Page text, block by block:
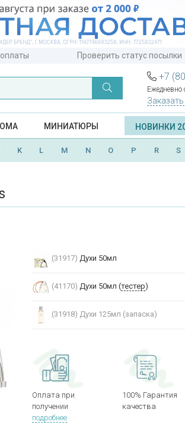
Проверить статус посылки
+7
Ежедневно
МИНИАТЮРЫ НОВИНКИ
K L M N O P R S
(31917) Духи 50мл
(41170) Духи 50мл (тестер)
(31918) Духи 125мл (запаска)
Оплата при
получении
подробнее
100% Гарантия
качества